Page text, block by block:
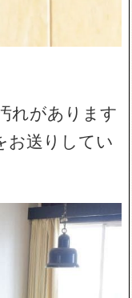
れがあります
お送りしてい